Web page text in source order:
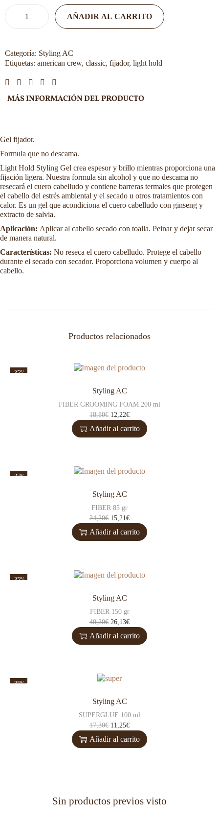
AÑADIR AL CARRITO
Categoría: Styling AC
Etiquetas: american crew, classic, fijador, light hold
MÁS INFORMACIÓN DEL PRODUCTO
Gel fijador.
Formula que no descama.
Light Hold Styling Gel crea espesor y brillo mientras proporciona una
fijación ligera. Nuestra formula sin alcohol y que no descama no
resecará el cuero cabelludo y contiene barreras termales que protegen
el cabello del estrés ambiental y el secado u otros tratamientos con
calor. Es un gel que acondiciona el cuero cabelludo con ginseng y
extracto de salvia.
Aplicación: Aplicar al cabello secado con toalla. Peinar y dejar secar
de manera natural.
Características: No reseca el cuero cabelludo. Protege el cabello
durante el secado con secador. Proporciona volumen y cuerpo al
cabello.
Productos relacionados
-35%
Styling AC
FIBER GROOMING FOAM 200 ml
18,80€ 12,22€
Añadir al carrito
-37%
Styling AC
FIBER 85 gr
24,20€ 15,21€
Añadir al carrito
-35%
Styling AC
FIBER 150 gr
40,20€ 26,13€
Añadir al carrito
-35%
Styling AC
SUPERGLUE 100 ml
17,30€ 11,25€
Añadir al carrito
Sin productos previos visto